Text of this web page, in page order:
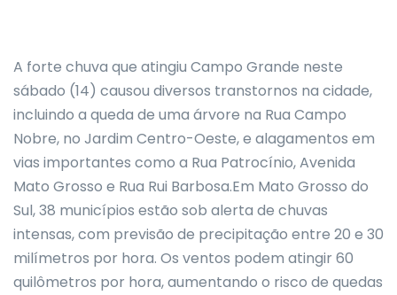
A forte chuva que atingiu Campo Grande neste
sábado (14) causou diversos transtornos na cidade,
incluindo a queda de uma árvore na Rua Campo
Nobre, no Jardim Centro-Oeste, e alagamentos em
vias importantes como a Rua Patrocínio, Avenida
Mato Grosso e Rua Rui Barbosa.Em Mato Grosso do
Sul, 38 municípios estão sob alerta de chuvas
intensas, com previsão de precipitação entre 20 e 30
milímetros por hora. Os ventos podem atingir 60
quilômetros por hora, aumentando o risco de quedas